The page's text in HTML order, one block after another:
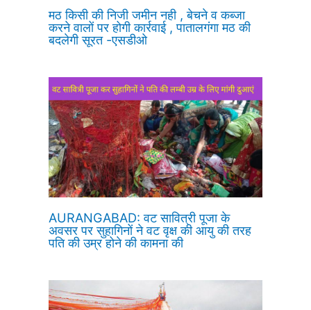
मठ किसी की निजी जमीन नही , बेचने व कब्जा
करने वालों पर होगी कार्रवाई , पातालगंगा मठ की
बदलेगी सूरत -एसडीओ
AURANGABAD: वट सावित्री पूजा के
अवसर पर सुहागिनों ने वट वृक्ष की आयु की तरह
पति की उम्र होने की कामना की